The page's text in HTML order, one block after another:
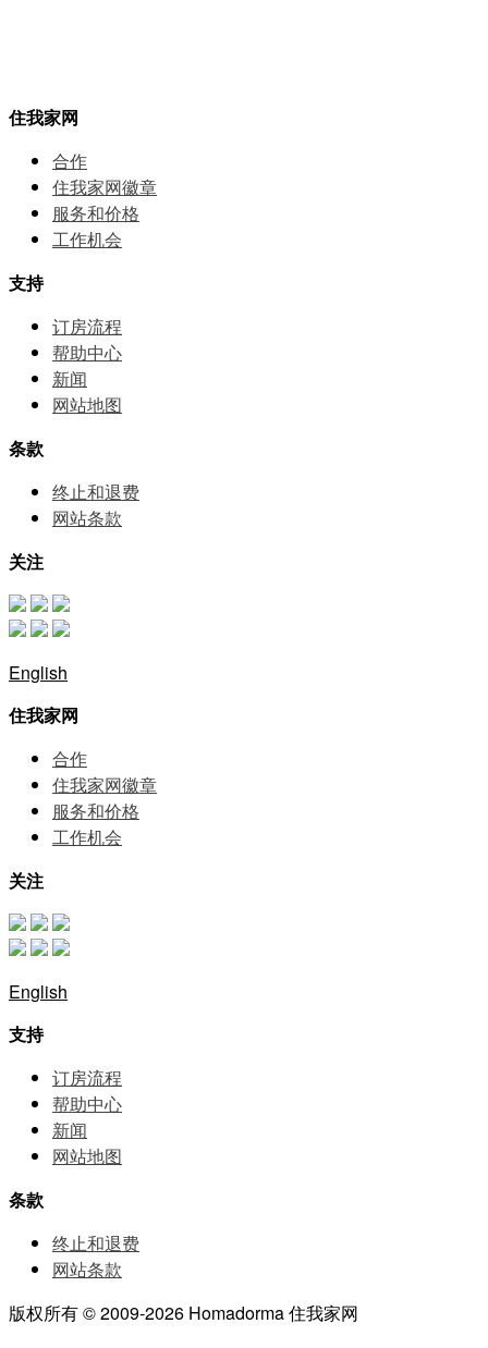
住我家网
合作
住我家网徽章
服务和价格
⼯作机会
支持
订房流程
帮助中⼼
新闻
网站地图
条款
终止和退费
网站条款
关注
English
住我家网
合作
住我家网徽章
服务和价格
⼯作机会
关注
English
支持
订房流程
帮助中⼼
新闻
网站地图
条款
终止和退费
网站条款
版权所有 © 2009-2026 Homadorma 住我家网